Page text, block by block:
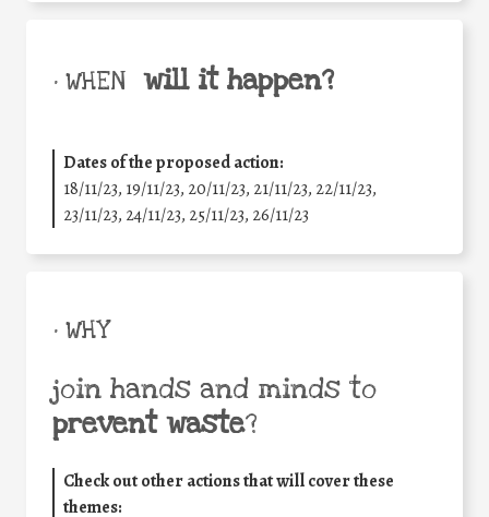
• WHEN will it happen?
Dates of the proposed action:
18/11/23, 19/11/23, 20/11/23, 21/11/23, 22/11/23,
23/11/23, 24/11/23, 25/11/23, 26/11/23
• WHY
join hands and minds to
prevent waste?
Check out other actions that will cover these
themes: